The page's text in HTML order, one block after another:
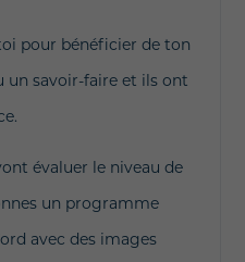
pour bénéficier de ton
un savoir-faire et ils ont
évaluer le niveau de
un programme
avec des images